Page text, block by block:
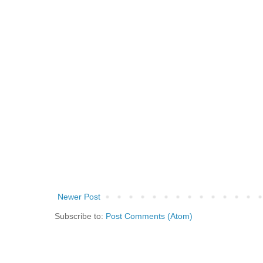
Newer Post
Subscribe to: Post Comments (Atom)